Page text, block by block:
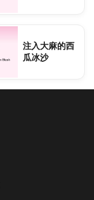
注入大麻的西
瓜冰沙